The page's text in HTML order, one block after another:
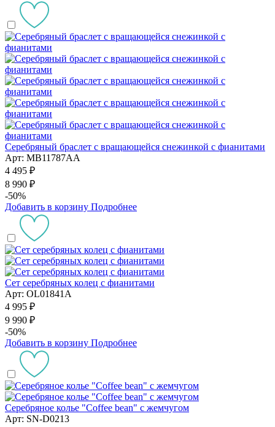
Серебряный браслет с вращающейся снежинкой с фианитами
Арт: MB11787AA
4 495 ₽
8 990 ₽
-50%
Добавить в корзину Подробнее
Сет серебряных колец с фианитами
Арт: OL01841A
4 995 ₽
9 990 ₽
-50%
Добавить в корзину Подробнее
Серебряное колье "Coffee bean" с жемчугом
Арт: SN-D0213